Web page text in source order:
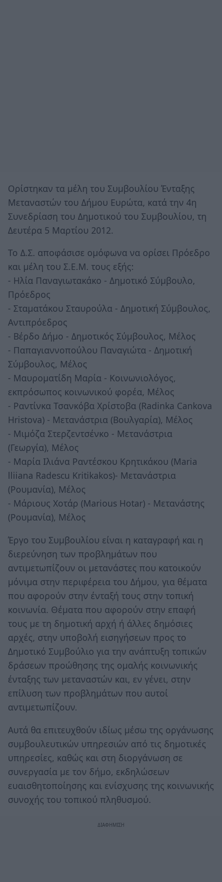
Ορίστηκαν τα μέλη του Συμβουλίου Ένταξης
Μεταναστών του Δήμου Ευρώτα, κατά την 4η
Συνεδρίαση του Δημοτικού του Συμβουλίου, τη
Δευτέρα 5 Μαρτίου 2012.
Το Δ.Σ. αποφάσισε ομόφωνα να ορίσει Πρόεδρο
και μέλη του Σ.Ε.Μ. τους εξής:
- Ηλία Παναγιωτακάκο - Δημοτικό Σύμβουλο,
Πρόεδρος
- Σταματάκου Σταυρούλα - Δημοτική Σύμβουλος,
Αντιπρόεδρος
- Βέρδο Δήμο - Δημοτικός Σύμβουλος, Μέλος
- Παπαγιαννοπούλου Παναγιώτα - Δημοτική
Σύμβουλος, Μέλος
- Μαυροματίδη Μαρία - Κοινωνιολόγος,
εκπρόσωπος κοινωνικού φορέα, Μέλος
- Ραντίνκα Τσανκόβα Χρίστοβα (Radinka Cankova
Hristova) - Μετανάστρια (Βουλγαρία), Μέλος
- Μιμόζα Στερζεντσένκο - Μετανάστρια
(Γεωργία), Μέλος
- Μαρία Ιλιάνα Ραντέσκου Κρητικάκου (Maria
lliiana Radescu Kritikakos)- Μετανάστρια
(Ρουμανία), Μέλος
- Μάριους Χοτάρ (Μarious Hotar) - Mετανάστης
(Ρουμανία), Μέλος
Έργο του Συμβουλίου είναι η καταγραφή και η
διερεύνηση των προβλημάτων που
αντιμετωπίζουν οι μετανάστες που κατοικούν
μόνιμα στην περιφέρεια του Δήμου, για θέματα
που αφορούν στην ένταξή τους στην τοπική
κοινωνία. Θέματα που αφορούν στην επαφή
τους με τη δημοτική αρχή ή άλλες δημόσιες
αρχές, στην υποβολή εισηγήσεων προς το
Δημοτικό Συμβούλιο για την ανάπτυξη τοπικών
δράσεων προώθησης της ομαλής κοινωνικής
ένταξης των μεταναστών και, εν γένει, στην
επίλυση των προβλημάτων που αυτοί
αντιμετωπίζουν.
Αυτά θα επιτευχθούν ιδίως μέσω της οργάνωσης
συμβουλευτικών υπηρεσιών από τις δημοτικές
υπηρεσίες, καθώς και στη διοργάνωση σε
συνεργασία με τον δήμο, εκδηλώσεων
ευαισθητοποίησης και ενίσχυσης της κοινωνικής
συνοχής του τοπικού πληθυσμού.